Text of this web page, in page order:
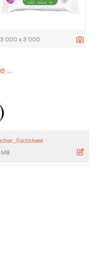
3 000 x 3 000
...
MB